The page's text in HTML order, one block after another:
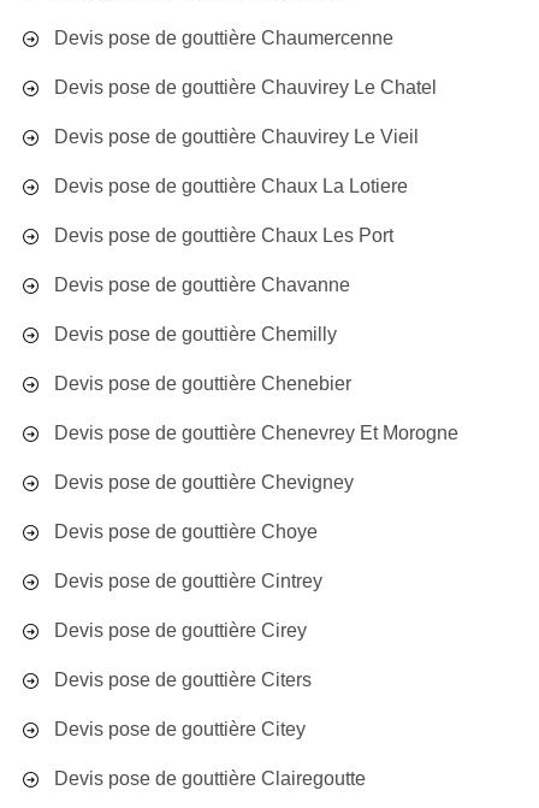
Devis pose de gouttière Chaumercenne
Devis pose de gouttière Chauvirey Le Chatel
Devis pose de gouttière Chauvirey Le Vieil
Devis pose de gouttière Chaux La Lotiere
Devis pose de gouttière Chaux Les Port
Devis pose de gouttière Chavanne
Devis pose de gouttière Chemilly
Devis pose de gouttière Chenebier
Devis pose de gouttière Chenevrey Et Morogne
Devis pose de gouttière Chevigney
Devis pose de gouttière Choye
Devis pose de gouttière Cintrey
Devis pose de gouttière Cirey
Devis pose de gouttière Citers
Devis pose de gouttière Citey
Devis pose de gouttière Clairegoutte